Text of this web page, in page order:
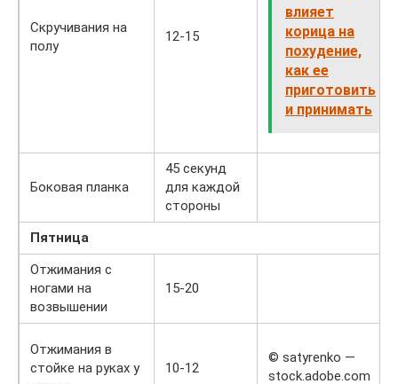
Скручивания на
полу
12-15
влияет
корица на
похудение,
как ее
приготовить
и принимать
Боковая планка
45 секунд
для каждой
стороны
Пятница
Отжимания с
ногами на
возвышении
15-20
Отжимания в
стойке на руках у
10-12
© satyrenko —
stock.adobe.com